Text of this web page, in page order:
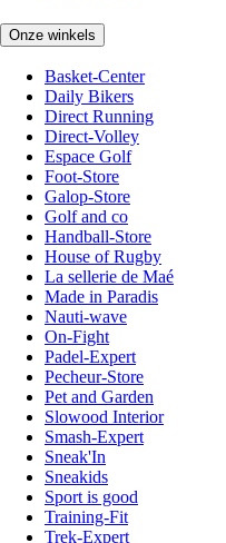
Onze winkels
Basket-Center
Daily Bikers
Direct Running
Direct-Volley
Espace Golf
Foot-Store
Galop-Store
Golf and co
Handball-Store
House of Rugby
La sellerie de Maé
Made in Paradis
Nauti-wave
On-Fight
Padel-Expert
Pecheur-Store
Pet and Garden
Slowood Interior
Smash-Expert
Sneak'In
Sneakids
Sport is good
Training-Fit
Trek-Expert